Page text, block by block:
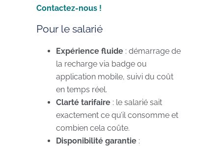
Contactez-nous !
Pour le salarié
Expérience fluide : démarrage de
la recharge via badge ou
application mobile, suivi du coût
en temps réel.
Clarté tarifaire : le salarié sait
exactement ce qu’il consomme et
combien cela coûte.
Disponibilité garantie :